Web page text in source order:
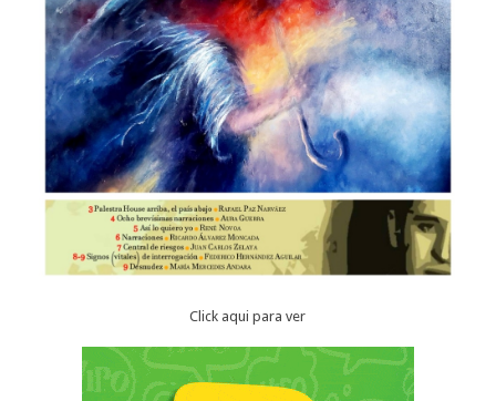
Click aqui para ver